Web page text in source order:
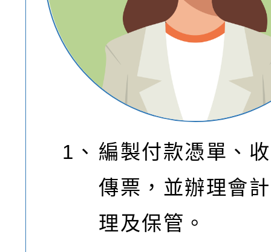
1、 編製付款憑單、
傳票，並辦理會
理及保管。